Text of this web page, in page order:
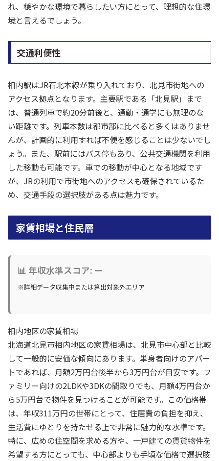
れ、穏やかな環境で暮らしたい方にとって、理想的な住環
境と言えるでしょう。
交通利便性
相内駅はJR石北本線が乗り入れており、北見市街地への
アクセス拠点となります。主要駅である「北見駅」まで
は、普通列車で約20分前後と、通勤・通学にも無理のな
い距離です。列車本数は都市部に比べると多くはありませ
んが、計画的に利用すれば不便を感じることは少ないでし
ょう。また、駅前にはバス停もあり、公共交通機関を利用
した移動も可能です。車での移動が中心となる地域です
が、JRの利用で市街地へのアクセスも確保されているた
め、交通手段の選択肢がある点は魅力です。
家賃相場と住民層
📊 年収水準スコア: ー
※詳細データ収集中または算出対象外エリア
相内地区の家賃相場
北海道北見市相内地区の家賃相場は、北見市中心部と比較
して一般的に安価な傾向にあります。単身者向けのアパー
トであれば、月額2万円台後半から3万円台が目安です。フ
ァミリー向けの2LDKや3DKの間取りでも、月額4万円台か
ら5万円台で物件を見つけることが可能です。この価格帯
は、年収311万円の世帯にとって、住居費の負担を抑え、
生活費にゆとりを持たせる上で非常に魅力的な水準です。
特に、広めの住空間を求める方や、一戸建ての賃貸物件を
希望する方にとっても、中心部よりも手頃な価格で選択肢